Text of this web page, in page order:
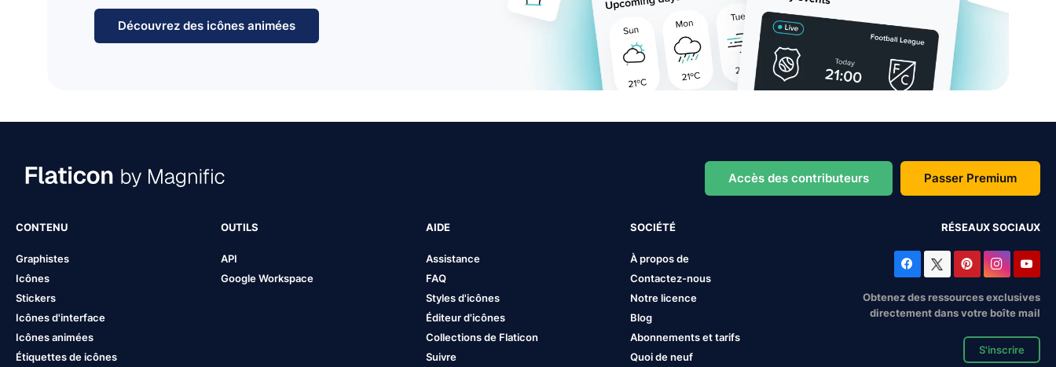
Découvrez des icônes animées
Accès des contributeurs Passer Premium
CONTENU
Graphistes
Icônes
Stickers
Icônes d'interface
Icônes animées
Étiquettes de icônes
OUTILS
API
Google Workspace
AIDE
Assistance
FAQ
Styles d'icônes
Éditeur d'icônes
Collections de Flaticon
Suivre
SOCIÉTÉ
À propos de
Contactez-nous
Notre licence
Blog
Abonnements et tarifs
Quoi de neuf
RÉSEAUX SOCIAUX
Obtenez des ressources exclusives
directement dans votre boîte mail
S'inscrire